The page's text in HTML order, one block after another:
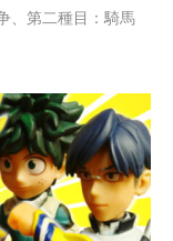
、第二種目：騎馬